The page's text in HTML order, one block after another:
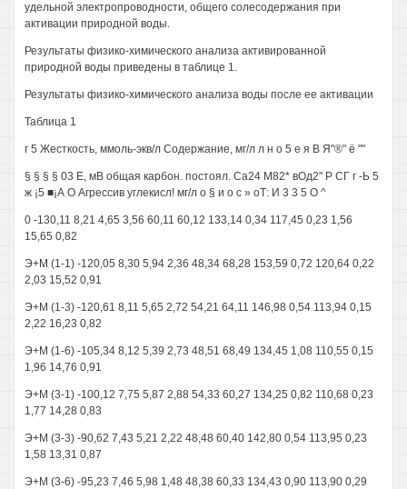
удельной электропроводности, общего солесодержания при
активации природной воды.
Результаты физико-химического анализа активированной
природной воды приведены в таблице 1.
Результаты физико-химического анализа воды после ее активации
Таблица 1
г 5 Жесткость, ммоль-экв/л Содержание, мг/л л н о 5 е я В Я"®" ё ""
§ § § § 03 Е, мВ общая карбон. постоял. Са24 М82* вОд2" Р СГ г -Ь 5
ж ¡5 ■¡А О Агрессив углекисл! мг/л о § и о с » оТ: И 3 3 5 О ^
0 -130,11 8,21 4,65 3,56 60,11 60,12 133,14 0,34 117,45 0,23 1,56
15,65 0,82
Э+М (1-1) -120,05 8,30 5,94 2,36 48,34 68,28 153,59 0,72 120,64 0,22
2,03 15,52 0,91
Э+М (1-3) -120,61 8,11 5,65 2,72 54,21 64,11 146,98 0,54 113,94 0,15
2,22 16,23 0,82
Э+М (1-6) -105,34 8,12 5,39 2,73 48,51 68,49 134,45 1,08 110,55 0,15
1,96 14,76 0,91
Э+М (3-1) -100,12 7,75 5,87 2,88 54,33 60,27 134,25 0,82 110,68 0,23
1,77 14,28 0,83
Э+М (3-3) -90,62 7,43 5,21 2,22 48,48 60,40 142,80 0,54 113,95 0,23
1,58 13,31 0,87
Э+М (3-6) -95,23 7,46 5,98 1,48 48,38 60,33 134,43 0,90 113,90 0,29